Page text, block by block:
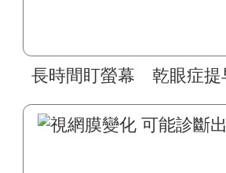
長時間盯螢幕 乾眼症提